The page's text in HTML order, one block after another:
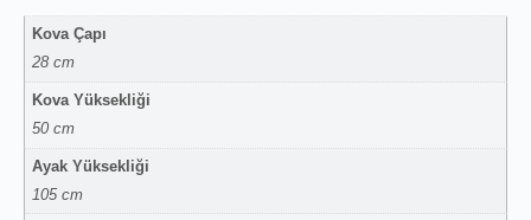
Kova Çapı
28 cm
Kova Yüksekliği
50 cm
Ayak Yüksekliği
105 cm